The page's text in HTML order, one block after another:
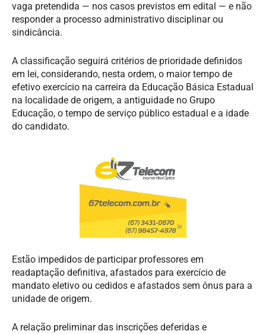
vaga pretendida — nos casos previstos em edital — e não
responder a processo administrativo disciplinar ou
sindicância.
A classificação seguirá critérios de prioridade definidos
em lei, considerando, nesta ordem, o maior tempo de
efetivo exercício na carreira da Educação Básica Estadual
na localidade de origem, a antiguidade no Grupo
Educação, o tempo de serviço público estadual e a idade
do candidato.
Estão impedidos de participar professores em
readaptação definitiva, afastados para exercício de
mandato eletivo ou cedidos e afastados sem ônus para a
unidade de origem.
A relação preliminar das inscrições deferidas e